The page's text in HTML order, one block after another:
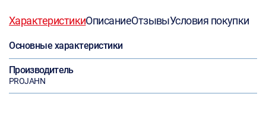
ХарактеристикиОписаниеОтзывыУсловия покупки
Основные характеристики
Производитель
PROJAHN